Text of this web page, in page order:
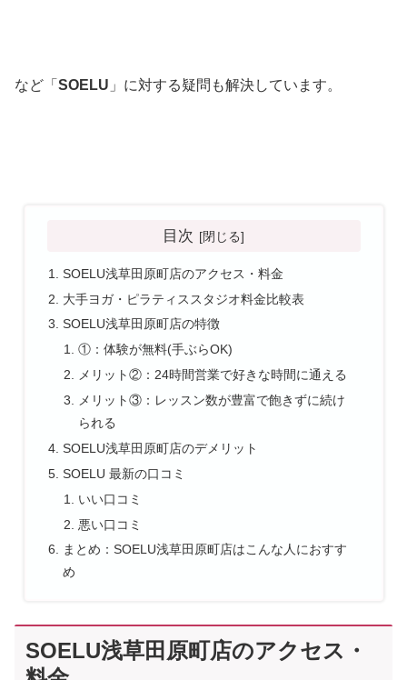
など「 SOELU 」に対する疑問も解決しています。
目次
SOELU浅草田原町店のアクセス・料金
大手ヨガ・ピラティススタジオ料金比較表
SOELU浅草田原町店の特徴
①：体験が無料(手ぶらOK)
メリット②：24時間営業で好きな時間に通える
メリット③：レッスン数が豊富で飽きずに続け
られる
SOELU浅草田原町店のデメリット
SOELU 最新の口コミ
いい口コミ
悪い口コミ
まとめ：SOELU浅草田原町店はこんな人におすす
め
SOELU浅草田原町店のアクセス・